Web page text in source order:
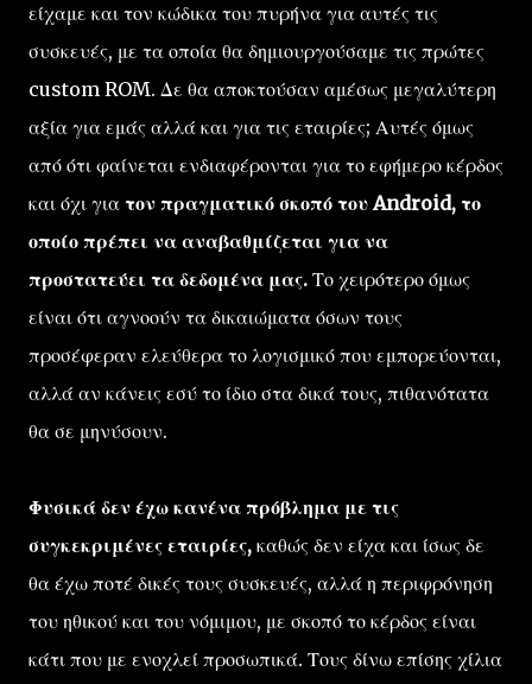
είχαμε και τον κώδικα του πυρήνα για αυτές τις
συσκευές, με τα οποία θα δημιουργούσαμε τις πρώτες
custom ROM. Δε θα αποκτούσαν αμέσως μεγαλύτερη
αξία για εμάς αλλά και για τις εταιρίες; Αυτές όμως
από ότι φαίνεται ενδιαφέρονται για το εφήμερο κέρδος
και όχι για τον πραγματικό σκοπό του Android, το
οποίο πρέπει να αναβαθμίζεται για να
προστατεύει τα δεδομένα μας. Το χειρότερο όμως
είναι ότι αγνοούν τα δικαιώματα όσων τους
προσέφεραν ελεύθερα το λογισμικό που εμπορεύονται,
αλλά αν κάνεις εσύ το ίδιο στα δικά τους, πιθανότατα
θα σε μηνύσουν.
Φυσικά δεν έχω κανένα πρόβλημα με τις
συγκεκριμένες εταιρίες, καθώς δεν είχα και ίσως δε
θα έχω ποτέ δικές τους συσκευές, αλλά η περιφρόνηση
του ηθικού και του νόμιμου, με σκοπό το κέρδος είναι
κάτι που με ενοχλεί προσωπικά. Τους δίνω επίσης χίλια